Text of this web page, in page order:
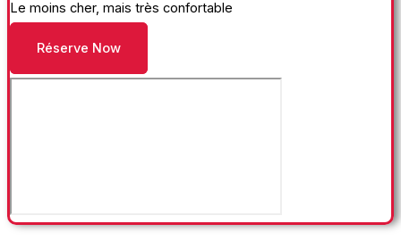
Le moins cher, mais très confortable
Réserve Now